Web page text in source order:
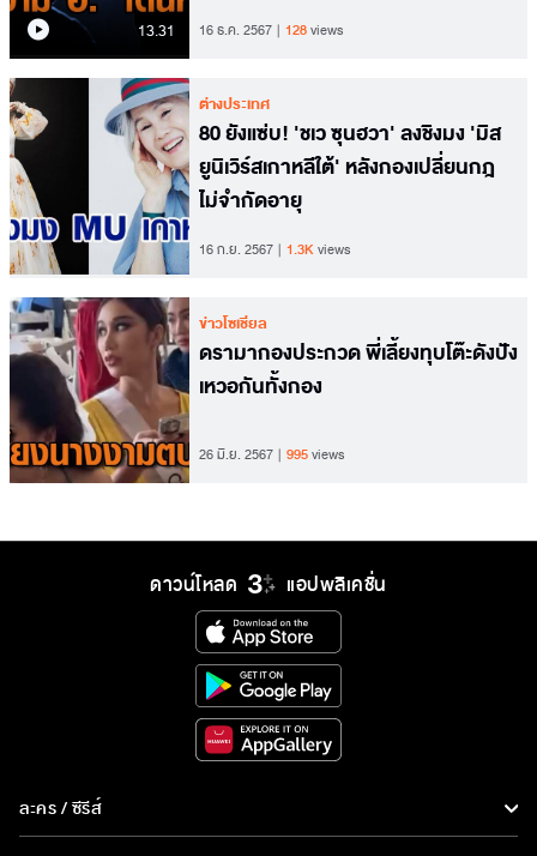
13.31 16 ธ.ค. 2567 128views
ต่างประเทศ
80 ยังแซ่บ! 'ชเว ซุนฮวา' ลงชิงมง 'มิส
ยูนิเวิร์สเกาหลีใต้' หลังกองเปลี่ยนกฎ
ไม่จำกัดอายุ
16 ก.ย. 2567 1.3Kviews
ข่าวโซเชียล
ดรามากองประกวด พี่เลี้ยงทุบโต๊ะดังปัง
เหวอกันทั้งกอง
26 มิ.ย. 2567 995views
ดาวน์โหลด แอปพลิเคชั่น
ละคร / ซีรีส์
ละคร/ซีรีส์